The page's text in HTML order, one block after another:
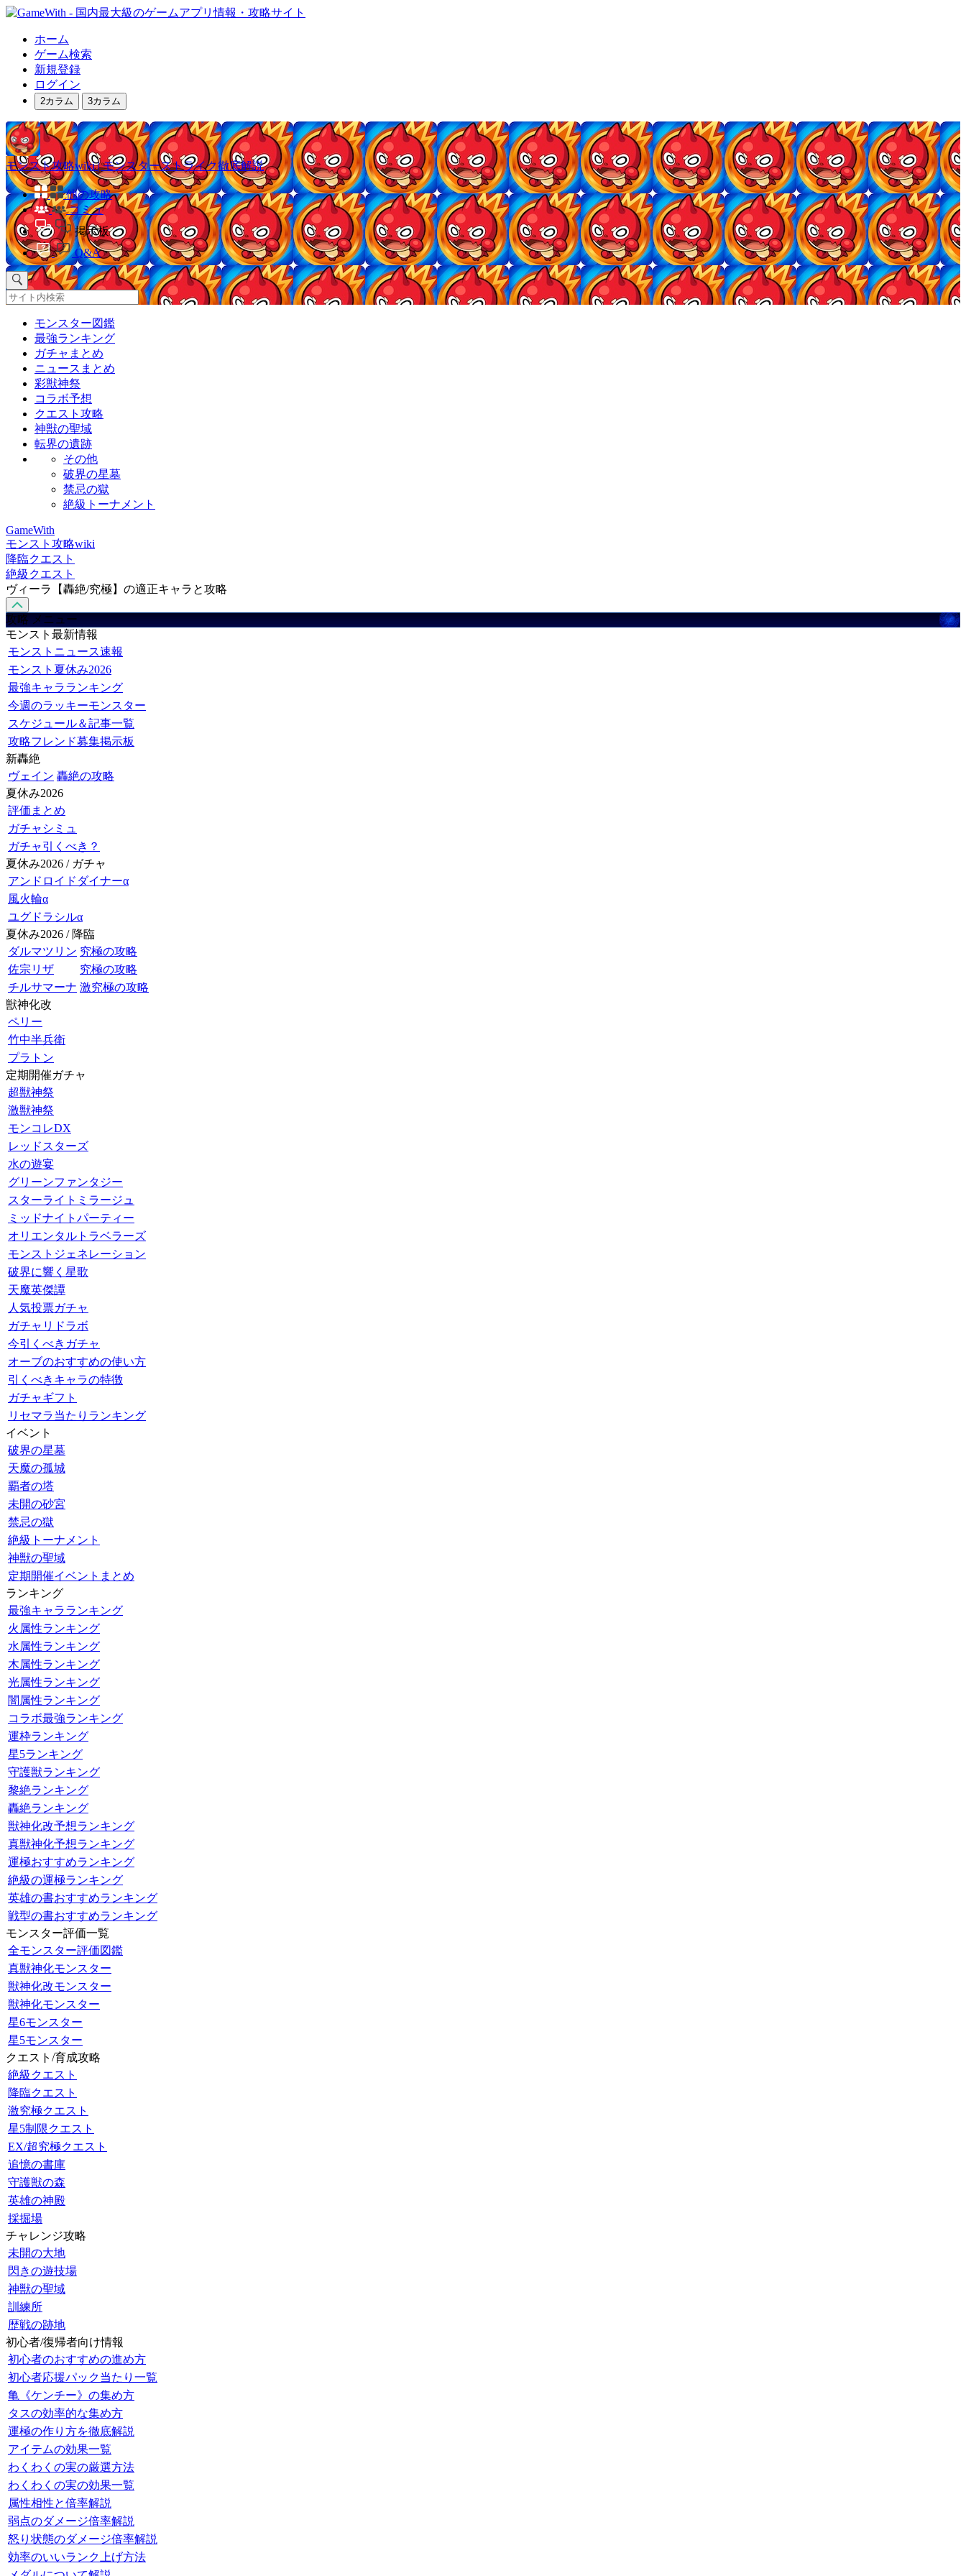
ホーム
ゲーム検索
新規登録
ログイン
2カラム 3カラム
モンスト攻略wiki | モンスターストライク徹底解説
他の攻略
コミュ
掲示板
Q&A
モンスター図鑑
最強ランキング
ガチャまとめ
ニュースまとめ
彩獣神祭
コラボ予想
クエスト攻略
神獣の聖域
転界の遺跡
その他
破界の星墓
禁忌の獄
絶級トーナメント
GameWith
モンスト攻略wiki
降臨クエスト
絶級クエスト
ヴィーラ【轟絶/究極】の適正キャラと攻略
攻略 メニュー
モンスト最新情報
モンストニュース速報
モンスト夏休み2026
最強キャラランキング
今週のラッキーモンスター
スケジュール＆記事一覧
攻略フレンド募集掲示板
新轟絶
ヴェイン 轟絶の攻略
夏休み2026
評価まとめ
ガチャシミュ
ガチャ引くべき？
夏休み2026 / ガチャ
アンドロイドダイナーα
風火輪α
ユグドラシルα
夏休み2026 / 降臨
ダルマツリン 究極の攻略
佐宗リザ
究極の攻略
チルサマーナ 激究極の攻略
獣神化改
ペリー
竹中半兵衛
プラトン
定期開催ガチャ
超獣神祭
激獣神祭
モンコレDX
レッドスターズ
水の遊宴
グリーンファンタジー
スターライトミラージュ
ミッドナイトパーティー
オリエンタルトラベラーズ
モンストジェネレーション
破界に響く星歌
天魔英傑譚
人気投票ガチャ
ガチャリドラボ
今引くべきガチャ
オーブのおすすめの使い方
引くべきキャラの特徴
ガチャギフト
リセマラ当たりランキング
イベント
破界の星墓
天魔の孤城
覇者の塔
未開の砂宮
禁忌の獄
絶級トーナメント
神獣の聖域
定期開催イベントまとめ
ランキング
最強キャラランキング
火属性ランキング
水属性ランキング
木属性ランキング
光属性ランキング
闇属性ランキング
コラボ最強ランキング
運枠ランキング
星5ランキング
守護獣ランキング
黎絶ランキング
轟絶ランキング
獣神化改予想ランキング
真獣神化予想ランキング
運極おすすめランキング
絶級の運極ランキング
英雄の書おすすめランキング
戦型の書おすすめランキング
モンスター評価一覧
全モンスター評価図鑑
真獣神化モンスター
獣神化改モンスター
獣神化モンスター
星6モンスター
星5モンスター
クエスト/育成攻略
絶級クエスト
降臨クエスト
激究極クエスト
星5制限クエスト
EX/超究極クエスト
追憶の書庫
守護獣の森
英雄の神殿
採掘場
チャレンジ攻略
未開の大地
閃きの遊技場
神獣の聖域
訓練所
歴戦の跡地
初心者/復帰者向け情報
初心者のおすすめの進め方
初心者応援パック当たり一覧
亀《ケンチー》の集め方
タスの効率的な集め方
運極の作り方を徹底解説
アイテムの効果一覧
わくわくの実の厳選方法
わくわくの実の効果一覧
属性相性と倍率解説
弱点のダメージ倍率解説
怒り状態のダメージ倍率解説
効率のいいランク上げ方法